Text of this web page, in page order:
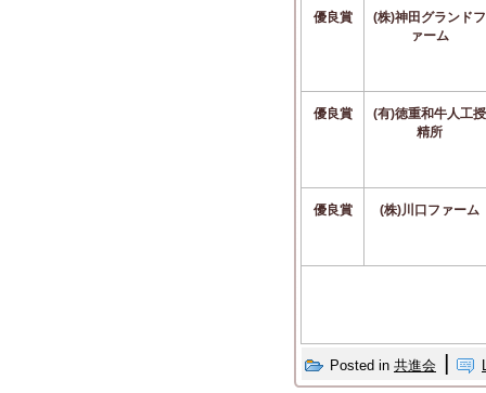
優良賞
(株)神田グランドフ
ァーム
優良賞
(有)徳重和牛人工授
精所
優良賞 (株)川口ファーム
Posted in 共進会 |